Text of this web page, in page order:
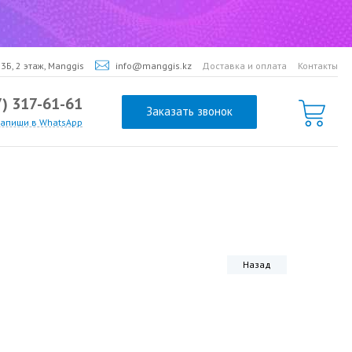
2 этаж, Manggis info@manggis.kz Доставка и оплата Контакты
317-61-61
в WhatsApp
Заказать звонок
Назад